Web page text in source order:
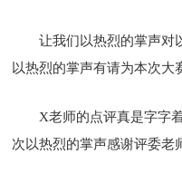
让我们以热烈的掌声对
以热烈的掌声有请为本次大
X老师的点评真是字字
次以热烈的掌声感谢评委老